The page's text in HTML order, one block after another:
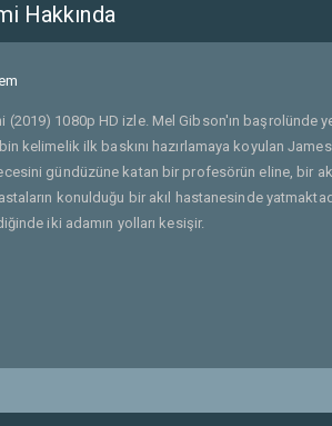
Hakkında
(2019) 1080p HD izle. Mel Gibson'ın başrolünde
kelimelik ilk baskını hazırlamaya koyulan
gündüzüne katan bir profesörün eline, bir
konulduğu bir akıl hastanesinde
iki adamın yolları kesişir.